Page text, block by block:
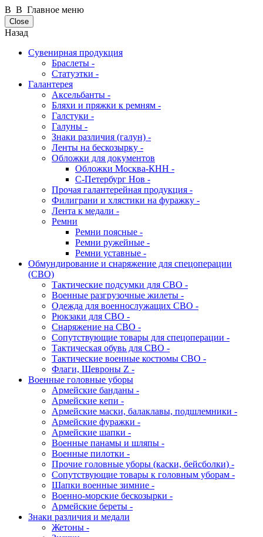
В В Главное меню
Close
Назад
Сувенирная продукция
Браслеты -
Статуэтки -
Галантерея
Аксельбанты -
Бляхи и пряжки к ремням -
Галстуки -
Галуны -
Знаки различия (галун) -
Ленты на бескозырку -
Обложки для документов
Обложки Москва-КНН -
С-Петербург Нов -
Прочая галантерейная продукция -
Филиграни и хлястики на фуражку -
Лента к медали -
Ремни
Ремни поясные -
Ремни ружейные -
Ремни уставные -
Обмундирование и снаряжение для спецоперации
(СВО)
Тактические подсумки для СВО -
Военные разгрузочные жилеты -
Одежда для военнослужащих СВО -
Рюкзаки для СВО -
Снаряжение на СВО -
Сопутствующие товары для спецоперации -
Тактическая обувь для СВО -
Тактические военные костюмы СВО -
Флаги, Шевроны Z -
Военные головные уборы
Армейские банданы -
Армейские кепи -
Армейские маски, балаклавы, подшлемники -
Армейские фуражки -
Армейские шапки -
Военные панамы и шляпы -
Военные пилотки -
Прочие головные уборы (каски, бейсболки) -
Сопутствующие товары к головным уборам -
Шапки военные зимние -
Военно-морские бескозырки -
Армейские береты -
Знаки различия и медали
Жетоны -